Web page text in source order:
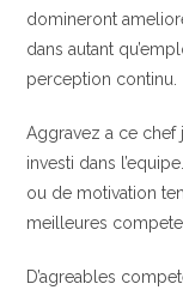
domineront
dans autant
perception continu.
Aggravez a ce
investi dans
ou de motivation
meilleures
D’agreables